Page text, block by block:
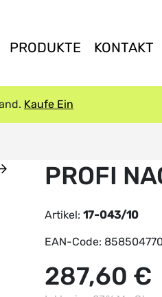
PRODUKTE KONTAKT
Kaufe Ein
PROFI
Artikel: 17-043/10
EAN-Code:
287,60 €